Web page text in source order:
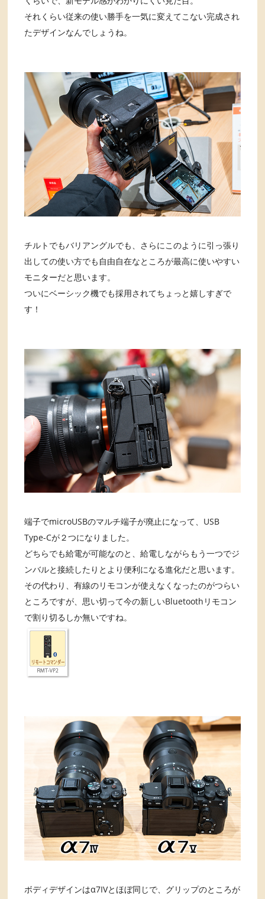
それくらい従来の使い勝手を一気に変えてこない完成され
たデザインなんでしょうね。
チルトでもバリアングルでも、さらにこのように引っ張り
出しての使い方でも自由自在なところが最高に使いやすい
モニターだと思います。
ついにベーシック機でも採用されてちょっと嬉しすぎで
す！
端子でmicroUSBのマルチ端子が廃止になって、USB
Type-Cが２つになりました。
どちらでも給電が可能なのと、給電しながらもう一つでジ
ンバルと接続したりとより便利になる進化だと思います。
その代わり、有線のリモコンが使えなくなったのがつらい
ところですが、思い切って今の新しいBluetoothリモコン
で割り切るしか無いですね。
ボディデザインはα7IVとほぼ同じで、グリップのところが